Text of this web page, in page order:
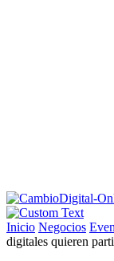
Inicio Negocios
digitales quieren